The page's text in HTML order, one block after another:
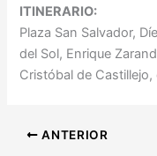
ITINERARIO:
Plaza San Salvador,
del Sol, Enrique
Cristóbal de
ANTERIOR